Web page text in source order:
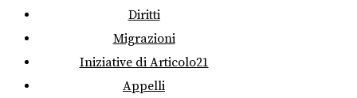
Diritti
Migrazioni
Iniziative di Articolo21
Appelli